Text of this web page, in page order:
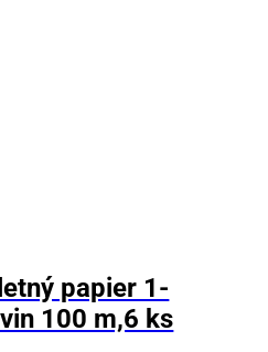
papier 1-
100 m,6 ks